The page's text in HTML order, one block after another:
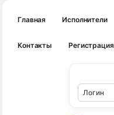
Главная Исполнители
Контакты Регистрация